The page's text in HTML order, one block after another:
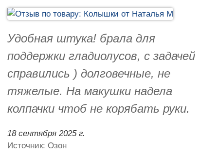
Удобная штука! брала для
поддержки гладиолусов, с задачей
справились ) долговечные, не
тяжелые. На макушки надела
колпачки чтоб не корябать руки.
18 сентября 2025 г.
Источник: Озон